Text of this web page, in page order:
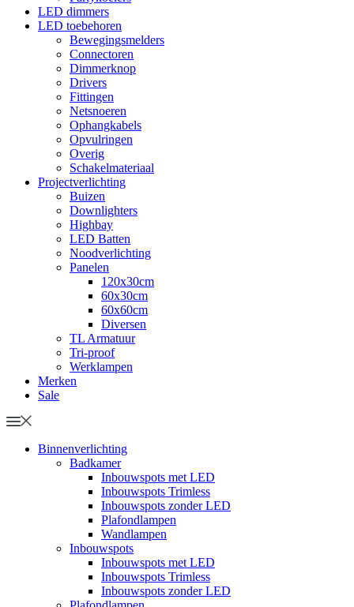
LED dimmers
LED toebehoren
Bewegingsmelders
Connectoren
Dimmerknop
Drivers
Fittingen
Netsnoeren
Ophangkabels
Opvulringen
Overig
Schakelmateriaal
Projectverlichting
Buizen
Downlighters
Highbay
LED Batten
Noodverlichting
Panelen
120x30cm
60x30cm
60x60cm
Diversen
TL Armatuur
Tri-proof
Werklampen
Merken
Sale
Binnenverlichting
Badkamer
Inbouwspots met LED
Inbouwspots Trimless
Inbouwspots zonder LED
Plafondlampen
Wandlampen
Inbouwspots
Inbouwspots met LED
Inbouwspots Trimless
Inbouwspots zonder LED